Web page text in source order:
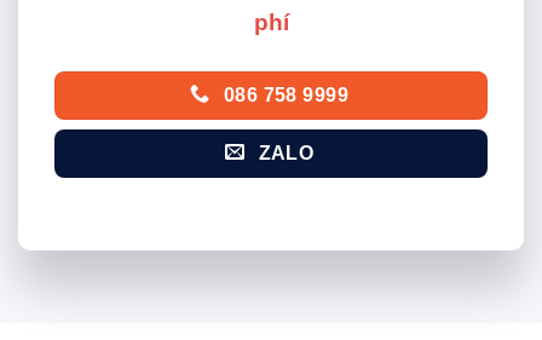
phí
086 758 9999
ZALO